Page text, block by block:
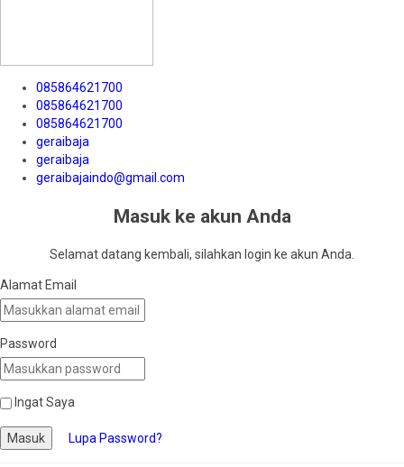
085864621700
085864621700
085864621700
geraibaja
geraibaja
geraibajaindo@gmail.com
Masuk ke akun Anda
Selamat datang kembali, silahkan login ke akun Anda.
Alamat Email
Password
Ingat Saya
Masuk Lupa Password?